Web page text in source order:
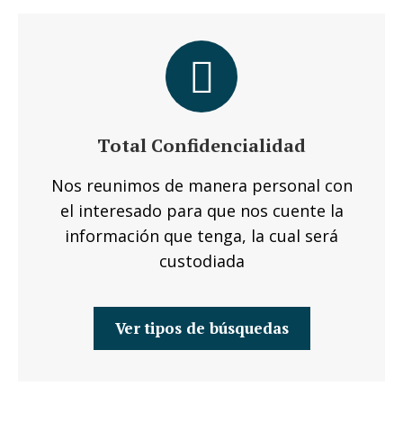
Total Confidencialidad
Nos reunimos de manera personal con
el interesado para que nos cuente la
información que tenga, la cual será
custodiada
Ver tipos de búsquedas